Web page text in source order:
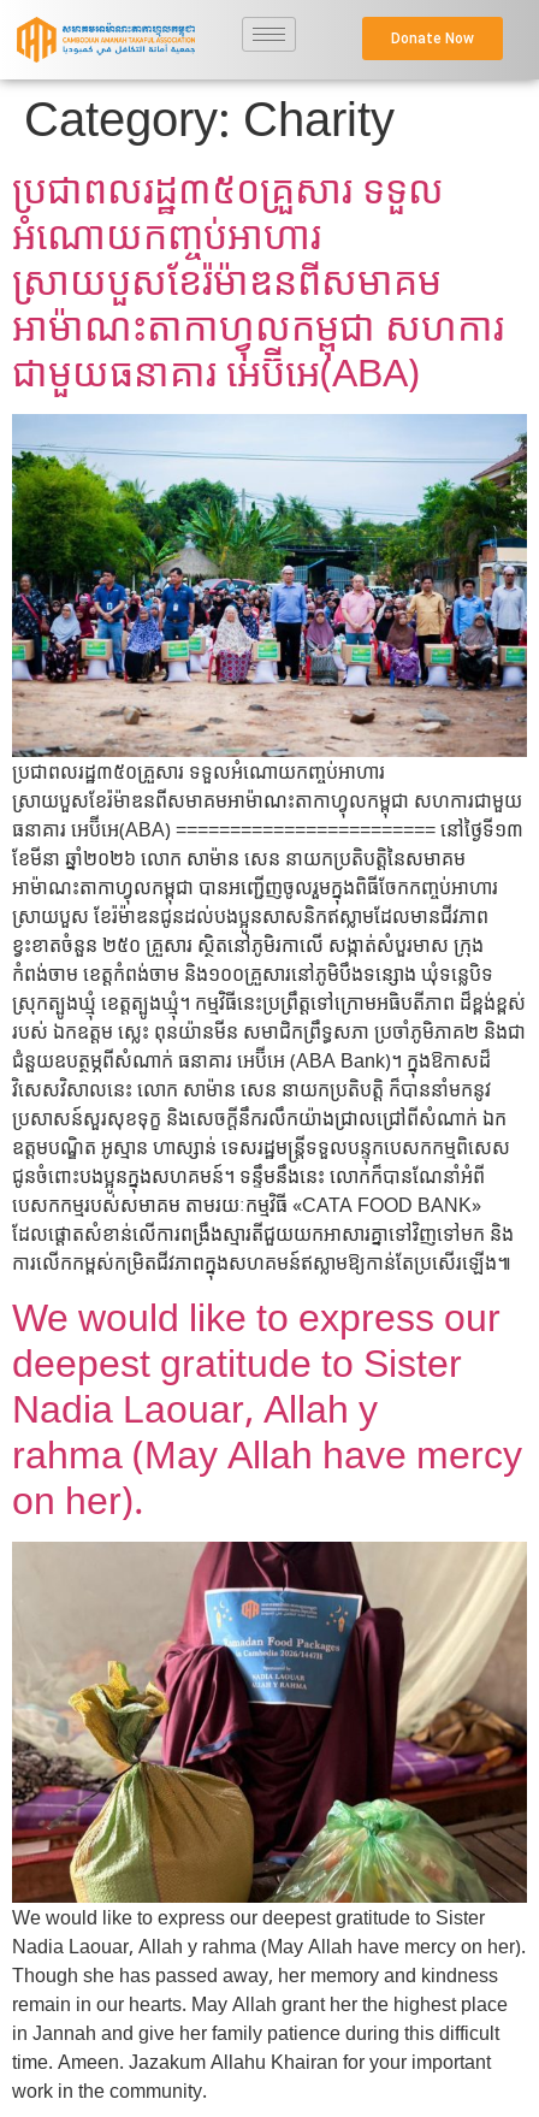
Donate Now
Category: Charity
ប្រជាពលរដ្ឋ៣៥០គ្រួសារ ទទួល
អំណោយកញ្ចប់អាហារ
ស្រាយបួសខែរ៉ម៉ាឌនពីសមាគម
អាម៉ាណះតាកាហ្វុលកម្ពុជា សហការ
ជាមួយធនាគារ អេប៊ីអេ(ABA)
ប្រជាពលរដ្ឋ៣៥០គ្រួសារ ទទួលអំណោយកញ្ចប់អាហារ
ស្រាយបួសខែរ៉ម៉ាឌនពីសមាគមអាម៉ាណះតាកាហ្វុលកម្ពុជា សហការជាមួយ
ធនាគារ អេប៊ីអេ(ABA) ======================== នៅថ្ងៃទី១៣
ខែមីនា ឆ្នាំ២០២៦ លោក សាម៉ាន សេន នាយកប្រតិបត្តិនៃសមាគម
អាម៉ាណះតាកាហ្វុលកម្ពុជា បានអញ្ជើញចូលរួមក្នុងពិធីចែកកញ្ចប់អាហារ
ស្រាយបួស ខែរ៉ម៉ាឌនជូនដល់បងប្អូនសាសនិកឥស្លាមដែលមានជីវភាព
ខ្វះខាតចំនួន ២៥០ គ្រួសារ ស្ថិតនៅភូមិរកាលើ សង្កាត់សំបួរមាស ក្រុង
កំពង់ចាម ខេត្តកំពង់ចាម និង១០០គ្រួសារនៅភូមិបឹងទន្សោង ឃុំទន្លេបិទ
ស្រុកត្បូងឃ្មុំ ខេត្តត្បូងឃ្មុំ។ កម្មវិធីនេះប្រព្រឹត្តទៅក្រោមអធិបតីភាព ដ៏ខ្ពង់ខ្ពស់
របស់ ឯកឧត្តម ស្លេះ ពុនយ៉ានមីន សមាជិកព្រឹទ្ធសភា ប្រចាំភូមិភាគ២ និងជា
ជំនួយឧបត្ថម្ភពីសំណាក់ ធនាគារ អេប៊ីអេ (ABA Bank)។ ក្នុងឱកាសដ៏
វិសេសវិសាលនេះ លោក សាម៉ាន សេន នាយកប្រតិបត្តិ ក៏បាននាំមកនូវ
ប្រសាសន៍សួរសុខទុក្ខ និងសេចក្តីនឹករលឹកយ៉ាងជ្រាលជ្រៅពីសំណាក់ ឯក
ឧត្តមបណ្ឌិត អូស្មាន ហាស្សាន់ ទេសរដ្ឋមន្ត្រីទទួលបន្ទុកបេសកកម្មពិសេស
ជូនចំពោះបងប្អូនក្នុងសហគមន៍។ ទន្ទឹមនឹងនេះ លោកក៏បានណែនាំអំពី
បេសកកម្មរបស់សមាគម តាមរយៈកម្មវិធី «CATA FOOD BANK»
ដែលផ្តោតសំខាន់លើការពង្រឹងស្មារតីជួយយកអាសារគ្នាទៅវិញទៅមក និង
ការលើកកម្ពស់កម្រិតជីវភាពក្នុងសហគមន៍ឥស្លាមឱ្យកាន់តែប្រសើរឡើង៕
We would like to express our
deepest gratitude to Sister
Nadia Laouar, Allah y
rahma (May Allah have mercy
on her).
We would like to express our deepest gratitude to Sister
Nadia Laouar, Allah y rahma (May Allah have mercy on her).
Though she has passed away, her memory and kindness
remain in our hearts. May Allah grant her the highest place
in Jannah and give her family patience during this difficult
time. Ameen. Jazakum Allahu Khairan for your important
work in the community.